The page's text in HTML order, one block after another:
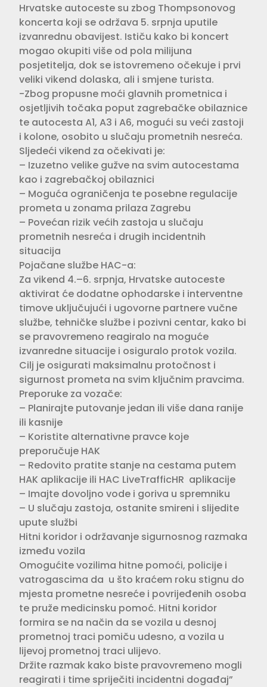
Hrvatske autoceste su zbog Thompsonovog
koncerta koji se održava 5. srpnja uputile
izvanrednu obavijest. Ističu kako bi koncert
mogao okupiti više od pola milijuna
posjetitelja, dok se istovremeno očekuje i prvi
veliki vikend dolaska, ali i smjene turista.
-Zbog propusne moći glavnih prometnica i
osjetljivih točaka poput zagrebačke obilaznice
te autocesta A1, A3 i A6, mogući su veći zastoji
i kolone, osobito u slučaju prometnih nesreća.
Sljedeći vikend za očekivati je:
– Izuzetno velike gužve na svim autocestama
kao i zagrebačkoj obilaznici
– Moguća ograničenja te posebne regulacije
prometa u zonama prilaza Zagrebu
– Povećan rizik većih zastoja u slučaju
prometnih nesreća i drugih incidentnih
situacija
Pojačane službe HAC-a:
Za vikend 4.–6. srpnja, Hrvatske autoceste
aktivirat će dodatne ophodarske i interventne
timove uključujući i ugovorne partnere vučne
službe, tehničke službe i pozivni centar, kako bi
se pravovremeno reagiralo na moguće
izvanredne situacije i osiguralo protok vozila.
Cilj je osigurati maksimalnu protočnost i
sigurnost prometa na svim ključnim pravcima.
Preporuke za vozače:
– Planirajte putovanje jedan ili više dana ranije
ili kasnije
– Koristite alternativne pravce koje
preporučuje HAK
– Redovito pratite stanje na cestama putem
HAK aplikacije ili HAC LiveTrafficHR aplikacije
– Imajte dovoljno vode i goriva u spremniku
– U slučaju zastoja, ostanite smireni i slijedite
upute službi
Hitni koridor i održavanje sigurnosnog razmaka
između vozila
Omogućite vozilima hitne pomoći, policije i
vatrogascima da u što kraćem roku stignu do
mjesta prometne nesreće i povrijeđenih osoba
te pruže medicinsku pomoć. Hitni koridor
formira se na način da se vozila u desnoj
prometnoj traci pomiču udesno, a vozila u
lijevoj prometnoj traci ulijevo.
Držite razmak kako biste pravovremeno mogli
reagirati i time spriječiti incidentni događaj”